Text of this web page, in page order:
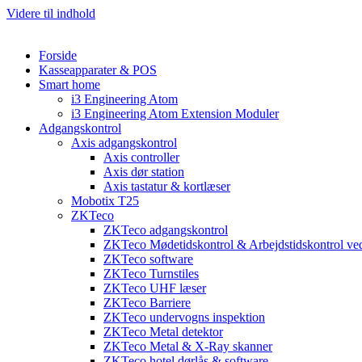
Videre til indhold
Forside
Kasseapparater & POS
Smart home
i3 Engineering Atom
i3 Engineering Atom Extension Moduler
Adgangskontrol
Axis adgangskontrol
Axis controller
Axis dør station
Axis tastatur & kortlæser
Mobotix T25
ZKTeco
ZKTeco adgangskontrol
ZKTeco Mødetidskontrol & Arbejdstidskontrol
ZKTeco software
ZKTeco Turnstiles
ZKTeco UHF læser
ZKTeco Barriere
ZKTeco undervogns inspektion
ZKTeco Metal detektor
ZKTeco Metal & X-Ray skanner